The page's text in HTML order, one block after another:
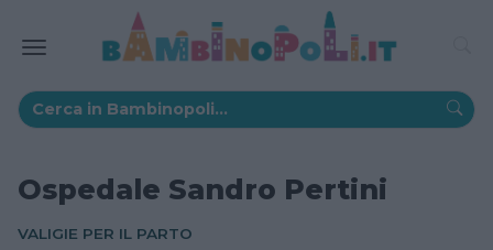
Ospedale Sandro Pertini
VALIGIE PER IL PARTO